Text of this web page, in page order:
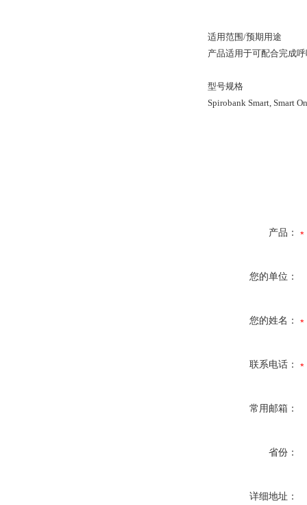
适用范围/预期用途
产品适用于可配合完成
型号规格
Spirobank Smart, Smart
产品：
您的单位：
您的姓名：
联系电话：
常用邮箱：
省份：
详细地址：